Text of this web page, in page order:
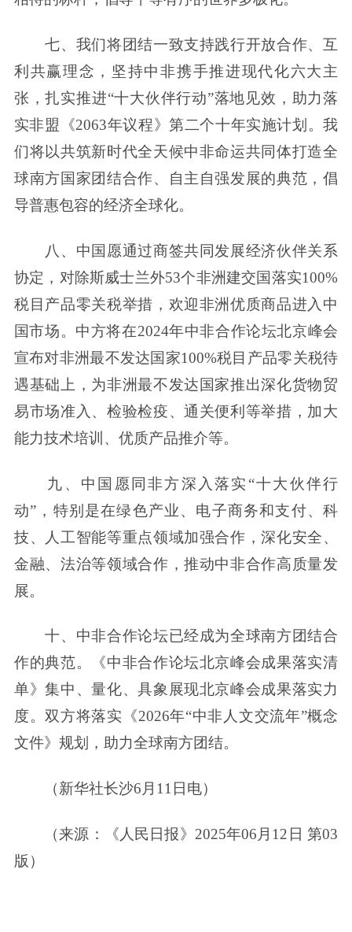
七、我们将团结一致支持践行开放合作、互
利共赢理念，坚持中非携手推进现代化六大主
张，扎实推进“十大伙伴行动”落地见效，助力落
实非盟《2063年议程》第二个十年实施计划。我
们将以共筑新时代全天候中非命运共同体打造全
球南方国家团结合作、自主自强发展的典范，倡
导普惠包容的经济全球化。
八、中国愿通过商签共同发展经济伙伴关系
协定，对除斯威士兰外53个非洲建交国落实100%
税目产品零关税举措，欢迎非洲优质商品进入中
国市场。中方将在2024年中非合作论坛北京峰会
宣布对非洲最不发达国家100%税目产品零关税待
遇基础上，为非洲最不发达国家推出深化货物贸
易市场准入、检验检疫、通关便利等举措，加大
能力技术培训、优质产品推介等。
九、中国愿同非方深入落实“十大伙伴行
动”，特别是在绿色产业、电子商务和支付、科
技、人工智能等重点领域加强合作，深化安全、
金融、法治等领域合作，推动中非合作高质量发
展。
十、中非合作论坛已经成为全球南方团结合
作的典范。《中非合作论坛北京峰会成果落实清
单》集中、量化、具象展现北京峰会成果落实力
度。双方将落实《2026年“中非人文交流年”概念
文件》规划，助力全球南方团结。
（新华社长沙6月11日电）
（来源：《人民日报》2025年06月12日 第03
版）